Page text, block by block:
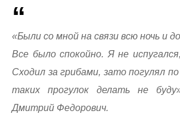
«Были со мной на связи всю ночь и
Все было спокойно. Я не
Сходил за грибами, зато погулял
таких прогулок делать не
Дмитрий Федорович.